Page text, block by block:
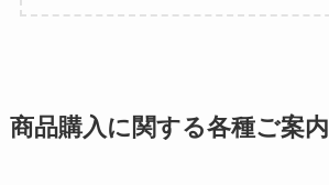
商品購入に関する各種ご案内